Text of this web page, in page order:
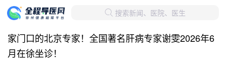
 搜索新闻、医院、医生
家门口的北京专家！全国著名肝病专家谢雯2026年6
月在徐坐诊！